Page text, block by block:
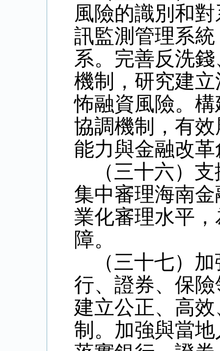
風險的識別和
訊監測管理系
系。完善反洗
機制，研究建
怖融資風險。
協調機制，有
能力與金融改
（三十六）
集中審理海南
業化審理水平
障。
（三十七）
行、證券、保
建立公正、高
制。加強與當